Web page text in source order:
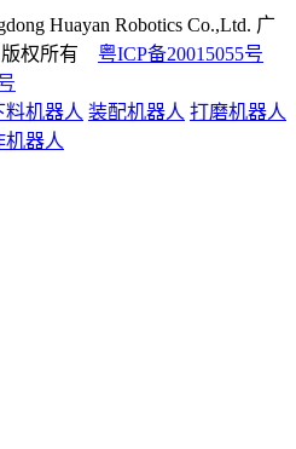
Huayan Robotics Co.,Ltd. 广
版权所有 粤ICP备20015055号
料机器人 装配机器人 打磨机器人
机器人